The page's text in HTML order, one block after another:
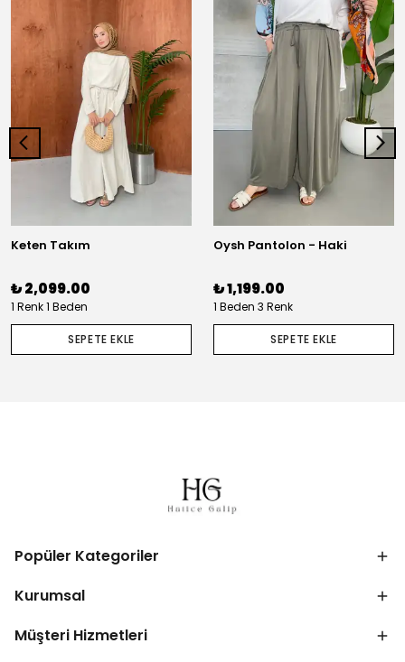
Keten Takım
₺ 2,099.00
1 Renk 1 Beden
SEPETE EKLE
Oysh Pantolon - Haki
₺ 1,199.00
1 Beden 3 Renk
SEPETE EKLE
Popüler Kategoriler
Kurumsal
Müşteri Hizmetleri